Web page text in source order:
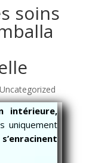
soins
Uncategorized
intérieure,
uniquement
s’enracinent